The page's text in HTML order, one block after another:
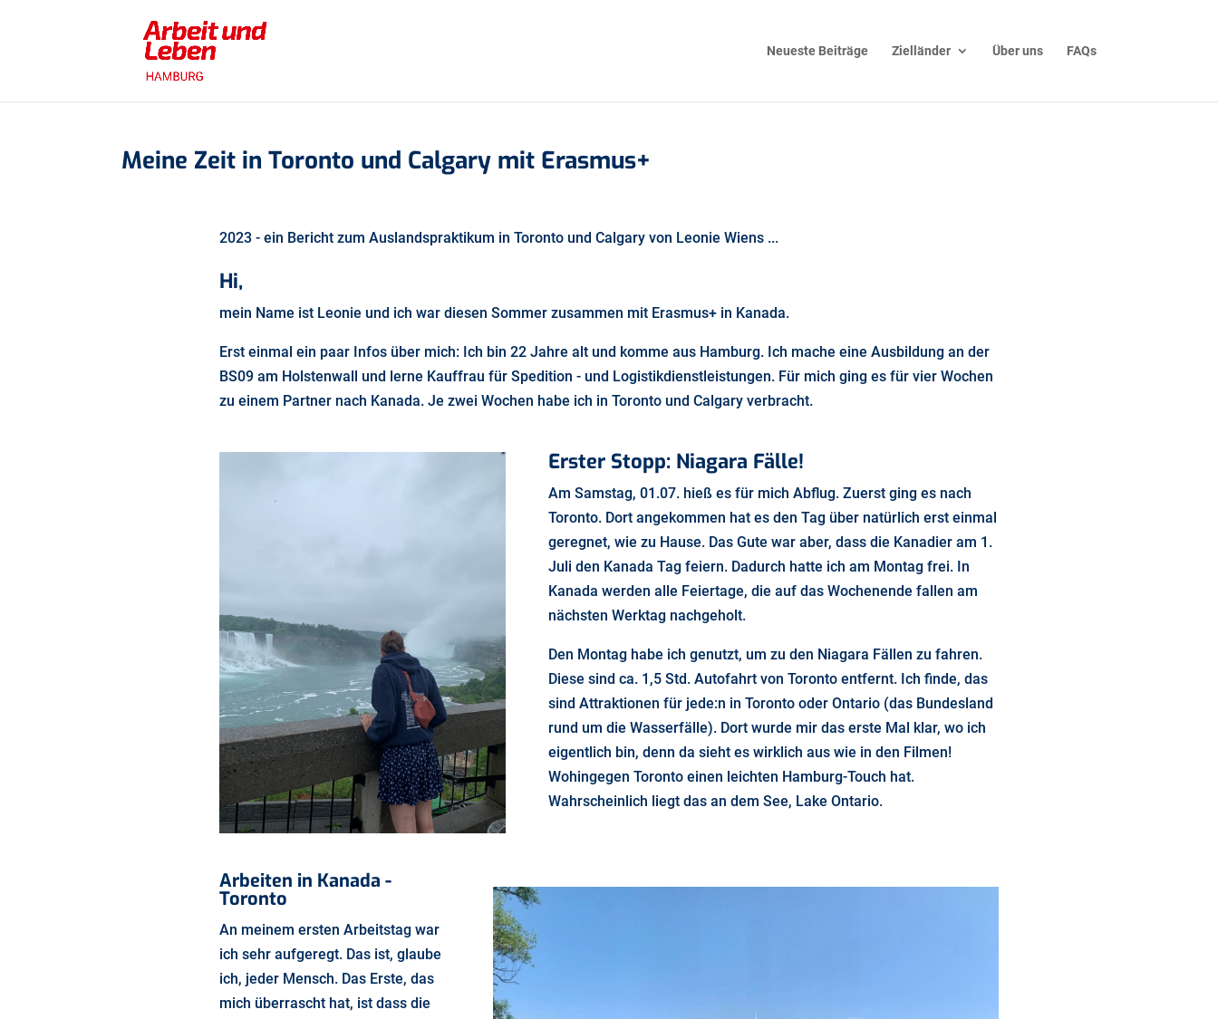
Neueste Beiträge Zielländer Über uns FAQs
Meine Zeit in Toronto und Calgary mit Erasmus+
2023 - ein Bericht zum Auslandspraktikum in Toronto und Calgary von Leonie Wiens ...
Hi,
mein Name ist Leonie und ich war diesen Sommer zusammen mit Erasmus+ in Kanada.
Erst einmal ein paar Infos über mich: Ich bin 22 Jahre alt und komme aus Hamburg. Ich mache eine Ausbildung an der
BS09 am Holstenwall und lerne Kauffrau für Spedition - und Logistikdienstleistungen. Für mich ging es für vier Wochen
zu einem Partner nach Kanada. Je zwei Wochen habe ich in Toronto und Calgary verbracht.
Erster Stopp: Niagara Fälle!
Am Samstag, 01.07. hieß es für mich Abflug. Zuerst ging es nach
Toronto. Dort angekommen hat es den Tag über natürlich erst einmal
geregnet, wie zu Hause. Das Gute war aber, dass die Kanadier am 1.
Juli den Kanada Tag feiern. Dadurch hatte ich am Montag frei. In
Kanada werden alle Feiertage, die auf das Wochenende fallen am
nächsten Werktag nachgeholt.
Den Montag habe ich genutzt, um zu den Niagara Fällen zu fahren.
Diese sind ca. 1,5 Std. Autofahrt von Toronto entfernt. Ich finde, das
sind Attraktionen für jede:n in Toronto oder Ontario (das Bundesland
rund um die Wasserfälle). Dort wurde mir das erste Mal klar, wo ich
eigentlich bin, denn da sieht es wirklich aus wie in den Filmen!
Wohingegen Toronto einen leichten Hamburg-Touch hat.
Wahrscheinlich liegt das an dem See, Lake Ontario.
Arbeiten in Kanada -
Toronto
An meinem ersten Arbeitstag war
ich sehr aufgeregt. Das ist, glaube
ich, jeder Mensch. Das Erste, das
mich überrascht hat, ist dass die